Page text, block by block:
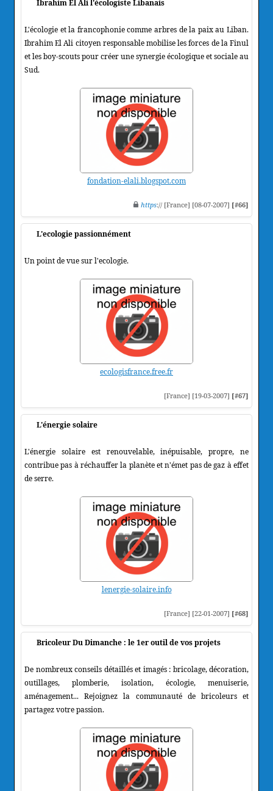
Ibrahim El Ali l'écologiste Libanais
L'écologie et la francophonie comme arbres de la paix au Liban.
Ibrahim El Ali citoyen responsable mobilise les forces de la Finul
et les boy-scouts pour créer une synergie écologique et sociale au
Sud.
fondation-elali.blogspot.com
https:// [France] [08-07-2007] [#66]
L'ecologie passionnément
Un point de vue sur l'ecologie.
ecologisfrance.free.fr
[France] [19-03-2007] [#67]
L'énergie solaire
L'énergie solaire est renouvelable, inépuisable, propre, ne
contribue pas à réchauffer la planète et n'émet pas de gaz à effet
de serre.
lenergie-solaire.info
[France] [22-01-2007] [#68]
Bricoleur Du Dimanche : le 1er outil de vos projets
De nombreux conseils détaillés et imagés : bricolage, décoration,
outillages, plomberie, isolation, écologie, menuiserie,
aménagement... Rejoignez la communauté de bricoleurs et
partagez votre passion.